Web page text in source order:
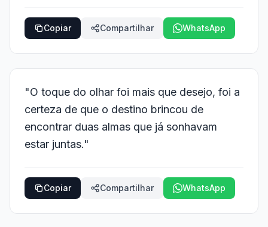
Copiar Compartilhar WhatsApp
"O toque do olhar foi mais que desejo, foi a
certeza de que o destino brincou de
encontrar duas almas que já sonhavam
estar juntas."
Copiar Compartilhar WhatsApp